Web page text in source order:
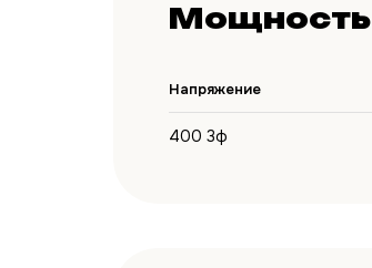
Мощность
Напряжение
400 3ф